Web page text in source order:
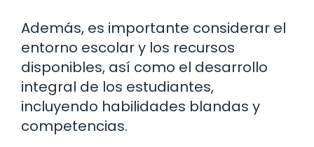
Además, es importante considerar el
entorno escolar y los recursos
disponibles, así como el desarrollo
integral de los estudiantes,
incluyendo habilidades blandas y
competencias.